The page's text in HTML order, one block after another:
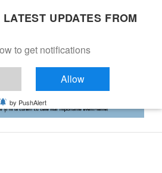
UPDATES FROM
to get notifications
Allow
by PushAlert